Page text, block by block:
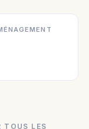
TOUS LES